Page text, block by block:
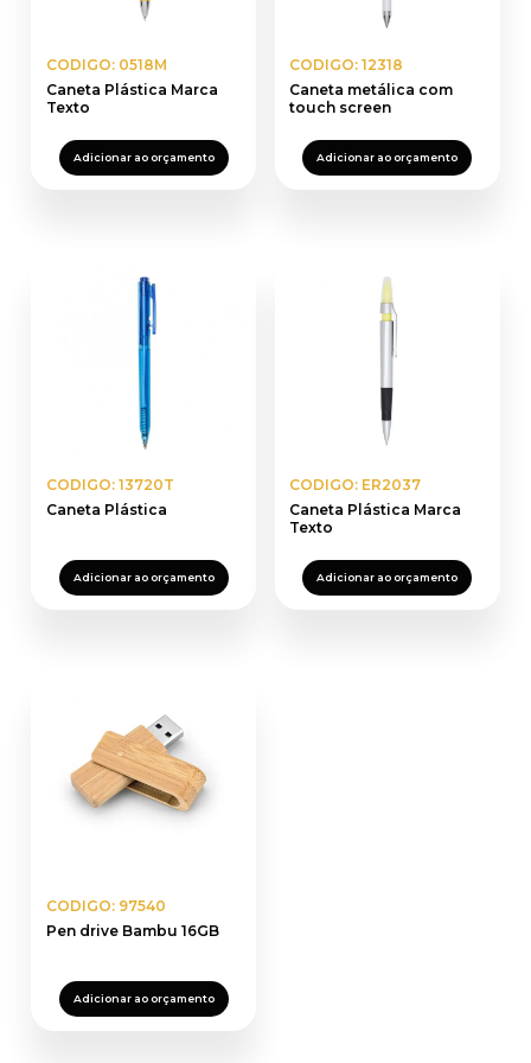
CODIGO: 0518M
Caneta Plástica Marca
Texto
Adicionar ao orçamento
CODIGO: 12318
Caneta metálica com
touch screen
Adicionar ao orçamento
CODIGO: 13720T
Caneta Plástica
Adicionar ao orçamento
CODIGO: ER2037
Caneta Plástica Marca
Texto
Adicionar ao orçamento
CODIGO: 97540
Pen drive Bambu 16GB
Adicionar ao orçamento